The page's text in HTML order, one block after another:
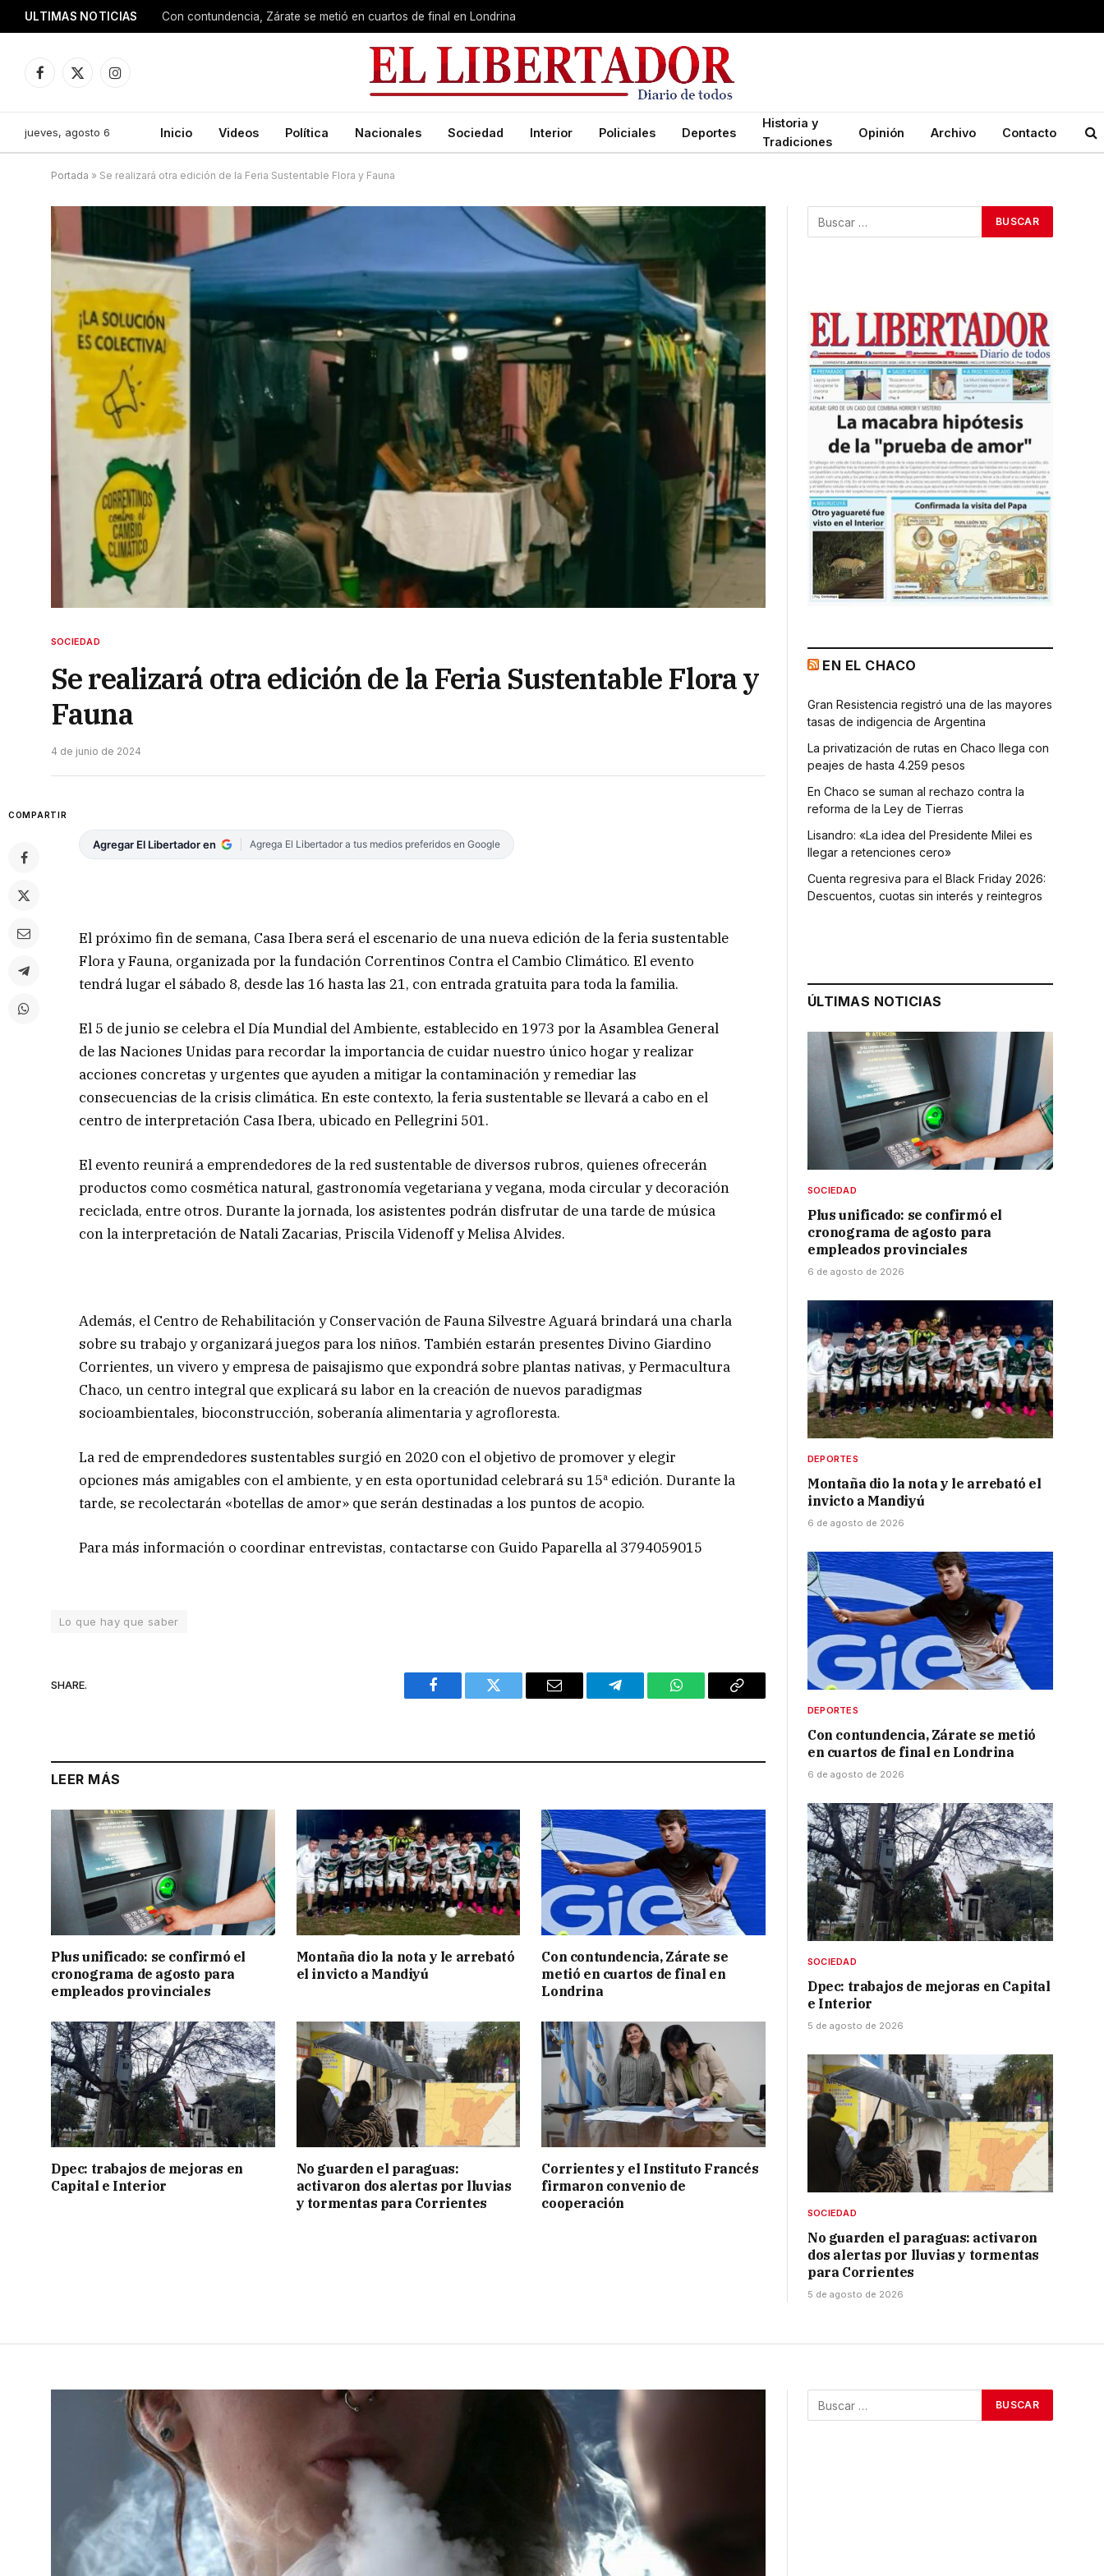
ULTIMAS NOTICIAS Con contundencia, Zárate se metió en cuartos de final en Londrina
Facebook
X
Instagram
jueves, agosto 6 Inicio Videos Política Nacionales Sociedad Interior Policiales Deportes
Historia y
Tradiciones
Opinión Archivo Contacto
Portada » Se realizará otra edición de la Feria Sustentable Flora y Fauna
SOCIEDAD
Se realizará otra edición de la Feria Sustentable Flora y
Fauna
4 de junio de 2024
COMPARTIR
Agregar El Libertador en Agrega El Libertador a tus medios preferidos en Google
El próximo fin de semana, Casa Ibera será el escenario de una nueva edición de la feria sustentable
Flora y Fauna, organizada por la fundación Correntinos Contra el Cambio Climático. El evento
tendrá lugar el sábado 8, desde las 16 hasta las 21, con entrada gratuita para toda la familia.
El 5 de junio se celebra el Día Mundial del Ambiente, establecido en 1973 por la Asamblea General
de las Naciones Unidas para recordar la importancia de cuidar nuestro único hogar y realizar
acciones concretas y urgentes que ayuden a mitigar la contaminación y remediar las
consecuencias de la crisis climática. En este contexto, la feria sustentable se llevará a cabo en el
centro de interpretación Casa Ibera, ubicado en Pellegrini 501.
El evento reunirá a emprendedores de la red sustentable de diversos rubros, quienes ofrecerán
productos como cosmética natural, gastronomía vegetariana y vegana, moda circular y decoración
reciclada, entre otros. Durante la jornada, los asistentes podrán disfrutar de una tarde de música
con la interpretación de Natali Zacarias, Priscila Videnoff y Melisa Alvides.
Además, el Centro de Rehabilitación y Conservación de Fauna Silvestre Aguará brindará una charla
sobre su trabajo y organizará juegos para los niños. También estarán presentes Divino Giardino
Corrientes, un vivero y empresa de paisajismo que expondrá sobre plantas nativas, y Permacultura
Chaco, un centro integral que explicará su labor en la creación de nuevos paradigmas
socioambientales, bioconstrucción, soberanía alimentaria y agrofloresta.
La red de emprendedores sustentables surgió en 2020 con el objetivo de promover y elegir
opciones más amigables con el ambiente, y en esta oportunidad celebrará su 15ª edición. Durante la
tarde, se recolectarán «botellas de amor» que serán destinadas a los puntos de acopio.
Para más información o coordinar entrevistas, contactarse con Guido Paparella al 3794059015
Lo que hay que saber
SHARE.
Facebook Twitter Email Telegram WhatsAppCopy
LEER MÁS
Plus unificado: se confirmó el
cronograma de agosto para
empleados provinciales
Montaña dio la nota y le arrebató
el invicto a Mandiyú
Con contundencia, Zárate se
metió en cuartos de final en
Londrina
Dpec: trabajos de mejoras en
Capital e Interior
No guarden el paraguas:
activaron dos alertas por lluvias
y tormentas para Corrientes
Corrientes y el Instituto Francés
firmaron convenio de
cooperación
EN EL CHACO
Gran Resistencia registró una de las mayores
tasas de indigencia de Argentina
La privatización de rutas en Chaco llega con
peajes de hasta 4.259 pesos
En Chaco se suman al rechazo contra la
reforma de la Ley de Tierras
Lisandro: «La idea del Presidente Milei es
llegar a retenciones cero»
Cuenta regresiva para el Black Friday 2026:
Descuentos, cuotas sin interés y reintegros
ÚLTIMAS NOTICIAS
SOCIEDAD
Plus unificado: se confirmó el
cronograma de agosto para
empleados provinciales
6 de agosto de 2026
DEPORTES
Montaña dio la nota y le arrebató el
invicto a Mandiyú
6 de agosto de 2026
DEPORTES
Con contundencia, Zárate se metió
en cuartos de final en Londrina
6 de agosto de 2026
SOCIEDAD
Dpec: trabajos de mejoras en Capital
e Interior
5 de agosto de 2026
SOCIEDAD
No guarden el paraguas: activaron
dos alertas por lluvias y tormentas
para Corrientes
5 de agosto de 2026